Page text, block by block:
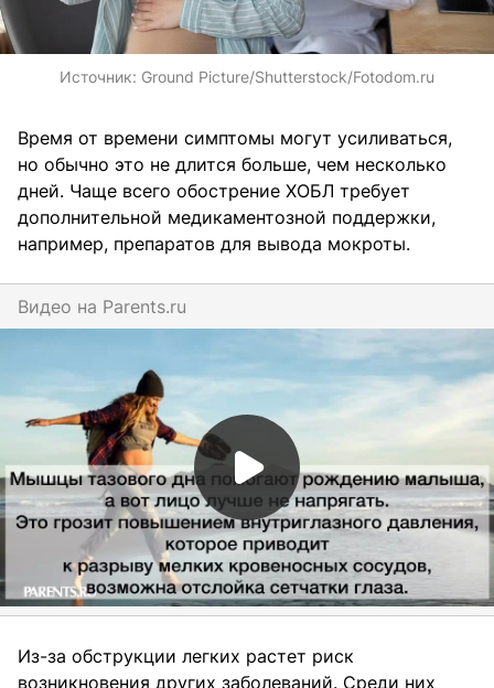
Источник: Ground Picture/Shutterstock/Fotodom.ru
Время от времени симптомы могут усиливаться,
но обычно это не длится больше, чем несколько
дней. Чаще всего обострение ХОБЛ требует
дополнительной медикаментозной поддержки,
например, препаратов для вывода мокроты.
Видео на parents.ru
Из-за обструкции легких растет риск
возникновения других заболеваний. Среди них